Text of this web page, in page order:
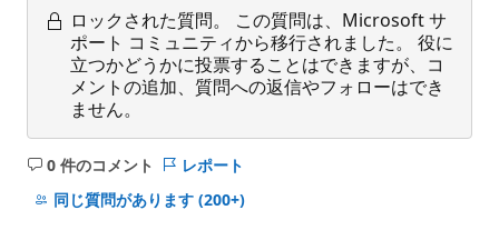
ロックされた質問。
この質問は、Microsoft サ
ポート コミュニティから移行されました。 役に
立つかどうかに投票することはできますが、コ
メントの追加、質問への返信やフォローはでき
ません。
0 件のコメント
コ
メ
レポート
同じ質問があります (200+)